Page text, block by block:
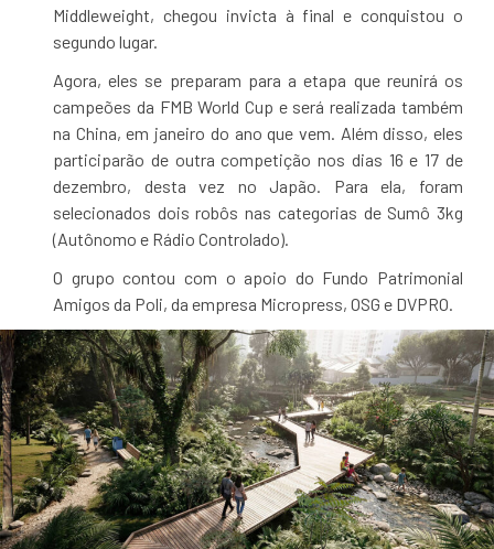
Middleweight, chegou invicta à final e conquistou o
segundo lugar.
Agora, eles se preparam para a etapa que reunirá os
campeões da FMB World Cup e será realizada também
na China, em janeiro do ano que vem. Além disso, eles
participarão de outra competição nos dias 16 e 17 de
dezembro, desta vez no Japão. Para ela, foram
selecionados dois robôs nas categorias de Sumô 3kg
(Autônomo e Rádio Controlado).
O grupo contou com o apoio do Fundo Patrimonial
Amigos da Poli, da empresa Micropress, OSG e DVPRO.